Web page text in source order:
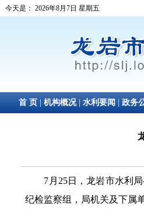
7月25日，龙岩市水利局
纪检监察组，局机关及下属